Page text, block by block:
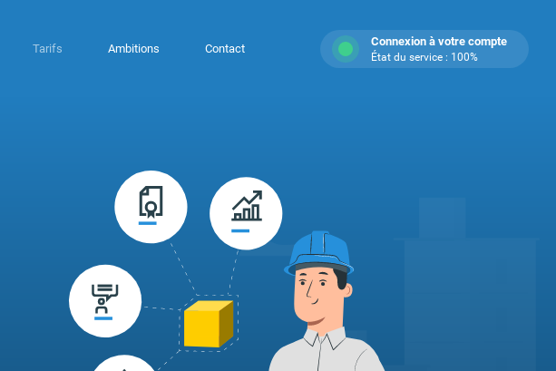
concentré sur vos clients.
FONCTIONNALITÉS DÉDIÉES
Tarifs Ambitions Contact
Connexion à votre compte
État du service : 100%